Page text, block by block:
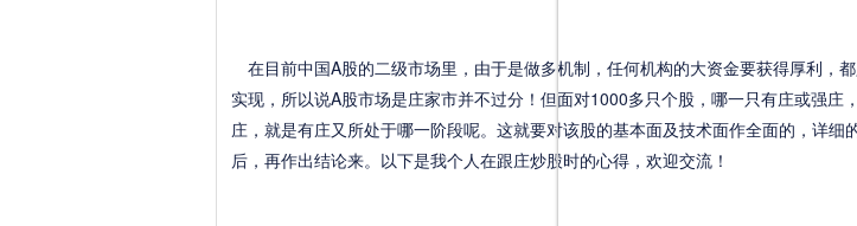
在目前中国A股的二级市场里，由于是做多机制，任何机构的大资金要获得厚利，
实现，所以说A股市场是庄家市并不过分！但面对1000多只个股，哪一只有庄或强庄
庄，就是有庄又所处于哪一阶段呢。这就要对该股的基本面及技术面作全面的，详细
后，再作出结论来。以下是我个人在跟庄炒股时的心得，欢迎交流！